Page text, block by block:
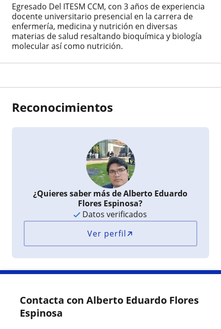
Egresado Del ITESM CCM, con 3 años de experiencia
docente universitario presencial en la carrera de
enfermería, medicina y nutrición en diversas
materias de salud resaltando bioquímica y biología
molecular así como nutrición.
Reconocimientos
¿Quieres saber más de Alberto Eduardo
Flores Espinosa?
Datos verificados
Ver perfil
Contacta con Alberto Eduardo Flores
Espinosa